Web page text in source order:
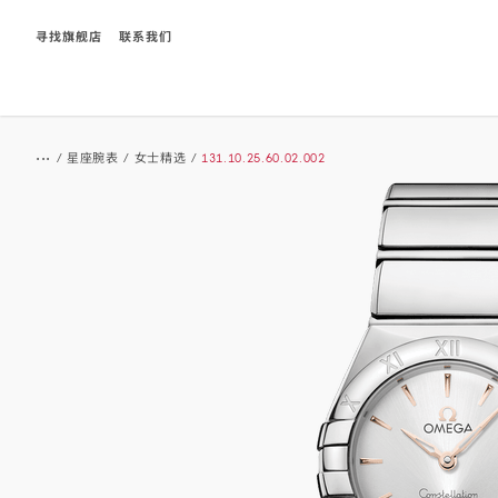
寻找旗舰店 联系我们
... / 星座腕表 / 女士精选 / 131.10.25.60.02.002